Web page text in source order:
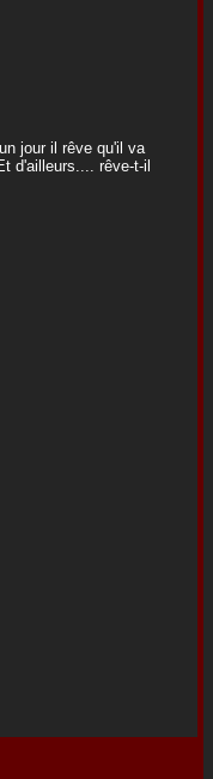
jour il rêve qu'il va
d'ailleurs.... rêve-t-il